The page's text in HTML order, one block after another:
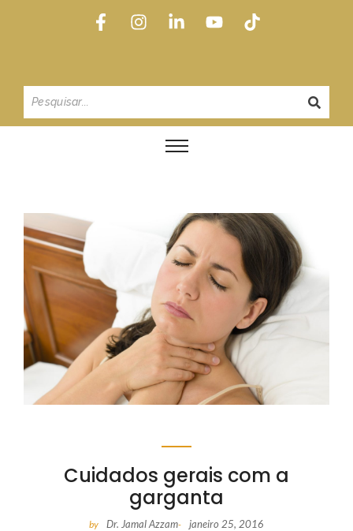
Cuidados gerais com a
garganta
by Dr. Jamal Azzam- janeiro 25, 2016